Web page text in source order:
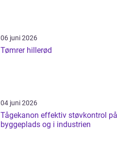
06 juni 2026
Tømrer hillerød
04 juni 2026
Tågekanon effektiv støvkontrol på
byggeplads og i industrien